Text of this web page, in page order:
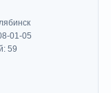
01-05
59